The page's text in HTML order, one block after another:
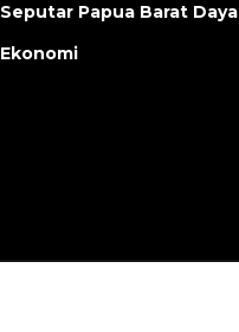
Seputar Papua Barat Daya
Ekonomi